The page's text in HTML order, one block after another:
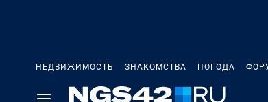
НЕДВИЖИМОСТЬ ЗНАКОМСТВА ПОГОДА